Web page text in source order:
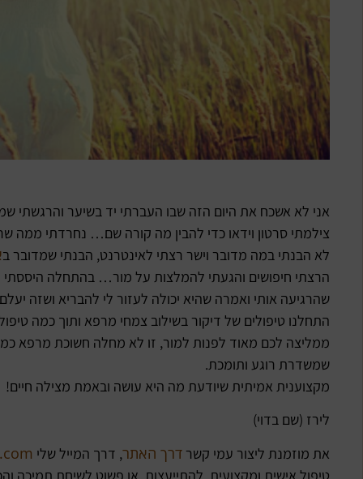
אני לא אשכח את היום הזה שבו העברתי יד בשיער והרגשתי
צילמתי סרטון וידאו כדי להבין מה קורה שם… נחרדתי ממה
לא הבנתי במה מדובר וישר רצתי לאינטרנט, הבנתי שמדובר ב
הרצתי חיפושים והגעתי להמלצות על מור… בהתחלה היססתי
שהרגיעה אותי ואמרה שהיא יכולה לעזור לי להבריא ושזה
התחלנו טיפולים של דיקור בשילוב צמחי מרפא ותוך כמה
ממליצה לכם מאוד לפנות למור, זו לא מחלה חשוכת מרפא
שמשדרת רוגע ותומכת.
מקצוענית אמיתית שיודעת מה היא עושה ובאמת מצילה חיים!
לירז (שם בדוי)
את מוזמנת ליצור עמי קשר דרך האתר, דרך המייל שלי
טיפול אישית ומקצועית, להתייעצות, או פשוט לשיחת תמיכה